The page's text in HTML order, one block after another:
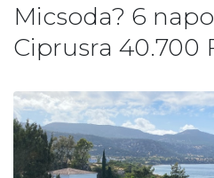
Micsoda? 6
Ciprusra 40.700